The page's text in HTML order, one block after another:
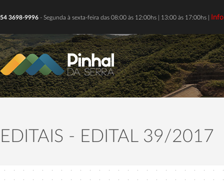
54 3698-9996 - Segunda à sexta-feira das 08:00 às 12:00hs | 13:00 às 17:00hs |
EDITAIS - EDITAL 39/2017